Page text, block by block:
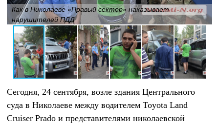
Как в Николаеве «Правый сектор» наказывает
нарушителей ПДД
Сегодня, 24 сентября, возле здания Центрального
суда в Николаеве между водителем Toyota Land
Cruiser Prado и представителями николаевской